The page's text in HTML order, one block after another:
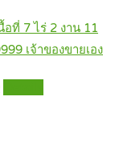
ที่ 7 ไร่ 2 งาน 11
เจ้าของขายเอง